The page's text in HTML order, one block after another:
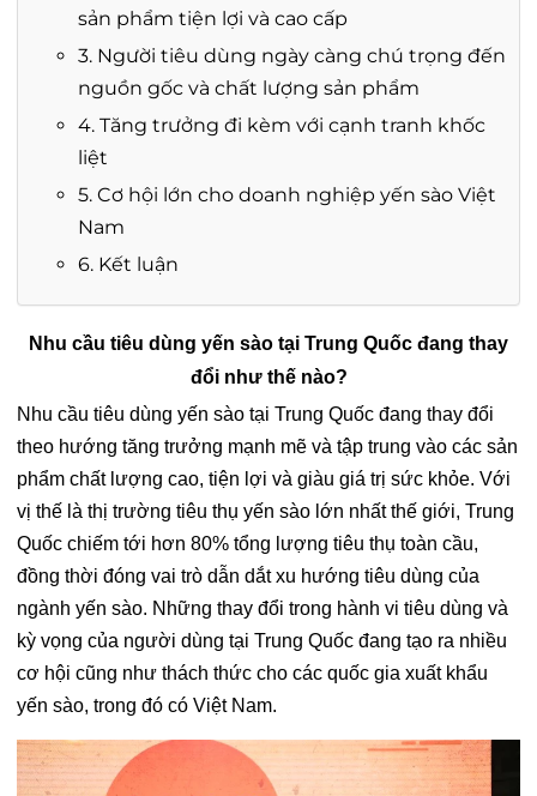
sản phẩm tiện lợi và cao cấp
3. Người tiêu dùng ngày càng chú trọng đến
nguồn gốc và chất lượng sản phẩm
4. Tăng trưởng đi kèm với cạnh tranh khốc
liệt
5. Cơ hội lớn cho doanh nghiệp yến sào Việt
Nam
6. Kết luận
Nhu cầu tiêu dùng yến sào tại Trung Quốc đang thay
đổi như thế nào?
Nhu cầu tiêu dùng yến sào tại Trung Quốc đang thay đổi
theo hướng tăng trưởng mạnh mẽ và tập trung vào các sản
phẩm chất lượng cao, tiện lợi và giàu giá trị sức khỏe. Với
vị thế là thị trường tiêu thụ yến sào lớn nhất thế giới, Trung
Quốc chiếm tới hơn 80% tổng lượng tiêu thụ toàn cầu,
đồng thời đóng vai trò dẫn dắt xu hướng tiêu dùng của
ngành yến sào. Những thay đổi trong hành vi tiêu dùng và
kỳ vọng của người dùng tại Trung Quốc đang tạo ra nhiều
cơ hội cũng như thách thức cho các quốc gia xuất khẩu
yến sào, trong đó có Việt Nam.